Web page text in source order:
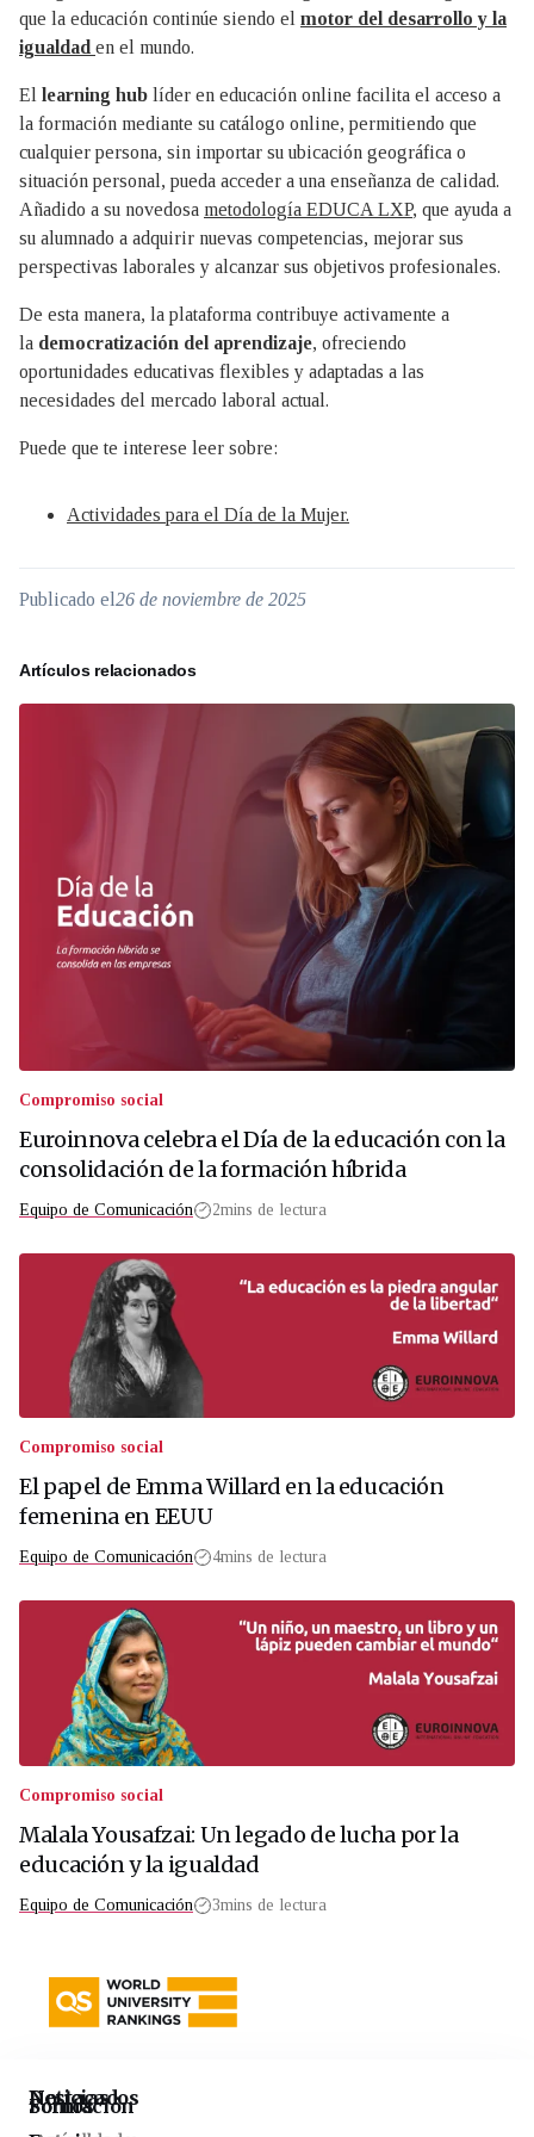
que la educación continúe siendo el motor del desarrollo y la
igualdad en el mundo.
El learning hub líder en educación online facilita el acceso a
la formación mediante su catálogo online, permitiendo que
cualquier persona, sin importar su ubicación geográfica o
situación personal, pueda acceder a una enseñanza de calidad.
Añadido a su novedosa metodología EDUCA LXP, que ayuda a
su alumnado a adquirir nuevas competencias, mejorar sus
perspectivas laborales y alcanzar sus objetivos profesionales.
De esta manera, la plataforma contribuye activamente a
la democratización del aprendizaje, ofreciendo
oportunidades educativas flexibles y adaptadas a las
necesidades del mercado laboral actual.
Puede que te interese leer sobre:
Actividades para el Día de la Mujer.
Publicado el26 de noviembre de 2025
Artículos relacionados
Compromiso social
Euroinnova celebra el Día de la educación con la
consolidación de la formación híbrida
Equipo de Comunicación 2mins de lectura
Compromiso social
El papel de Emma Willard en la educación
femenina en EEUU
Equipo de Comunicación 4mins de lectura
Compromiso social
Malala Yousafzai: Un legado de lucha por la
educación y la igualdad
Equipo de Comunicación 3mins de lectura
Noticias
Destacados
Formación
Somos